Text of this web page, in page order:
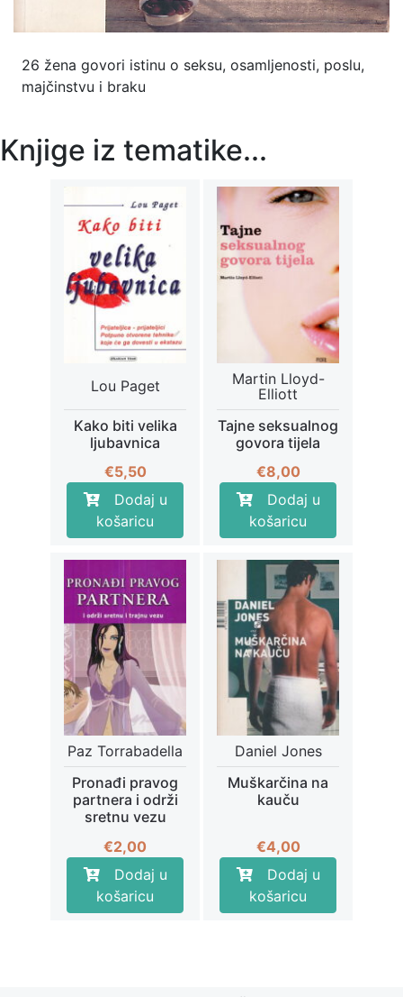
26 žena govori istinu o seksu, osamljenosti, poslu,
majčinstvu i braku
Knjige iz tematike...
Lou Paget
Kako biti velika
ljubavnica
€5,50
Dodaj u
košaricu
Martin Lloyd-
Elliott
Tajne seksualnog
govora tijela
€8,00
Dodaj u
košaricu
Paz Torrabadella
Pronađi pravog
partnera i održi
sretnu vezu
€2,00
Dodaj u
košaricu
Daniel Jones
Muškarčina na
kauču
€4,00
Dodaj u
košaricu